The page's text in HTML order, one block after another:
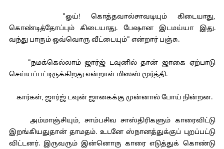
"ஓய்! கொத்தவால்சாவடியும் கிடையாது,
கொண்டித்தோப்பும் கிடையாது. பேஷான இடமய்யா இது.
வந்து பாரும் ஒவ்வொரு வீட்டையும்" என்றார் பஞ்சு.
"நமக்கெல்லாம் ஜார்ஜ் டவுனில் தான் ஜாகை ஏற்பாடு
செய்யப்பட்டிருக்கிறது என்றாள் மிஸஸ் மூர்த்தி.
கார்கள், ஜார்ஜ் டவுன் ஜாகைக்கு முன்னால் போய் நின்றன.
அம்மாஞ்சியும், சாம்பசிவ சாஸ்திரிகளும் காரைவிட்டு
இறங்கியதுதான் தாமதம். உடனே ஸ்நானத்துக்குப் புறப்பட்டு
விட்டனர். இருவரும் இன்னொரு காரை எடுத்துக் கொண்டு